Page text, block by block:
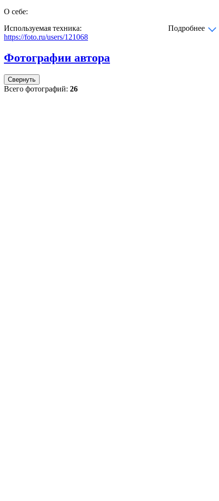
О себе:
Используемая техника:
Подробнее
https://foto.ru/users/121068
Фотографии автора
Свернуть
Всего фотографий: 26